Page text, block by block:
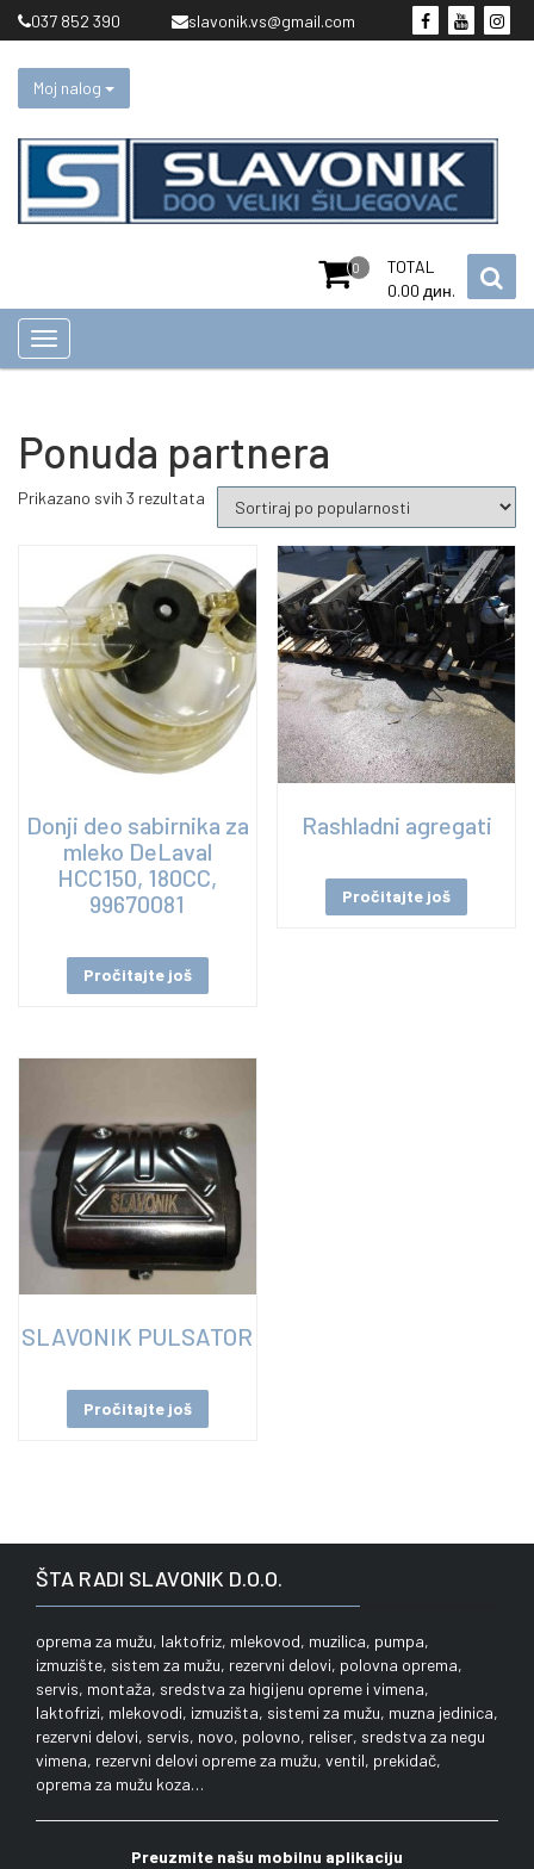
Skip 037 852 390 slavonik.vs@gmail.com
Moj nalog
0
TOTAL
0.00 дин.
Ponuda partnera
Prikazano svih 3 rezultata
Donji deo sabirnika za
mleko DeLaval
HCC150, 180CC,
99670081
Pročitajte još
Rashladni agregati
Pročitajte još
SLAVONIK PULSATOR
Pročitajte još
ŠTA RADI SLAVONIK D.O.O.
oprema za mužu, laktofriz, mlekovod, muzilica, pumpa,
izmuzište, sistem za mužu, rezervni delovi, polovna oprema,
servis, montaža, sredstva za higijenu opreme i vimena,
laktofrizi, mlekovodi, izmuzišta, sistemi za mužu, muzna jedinica,
rezervni delovi, servis, novo, polovno, reliser, sredstva za negu
vimena, rezervni delovi opreme za mužu, ventil, prekidač,
oprema za mužu koza…
Preuzmite našu mobilnu aplikaciju